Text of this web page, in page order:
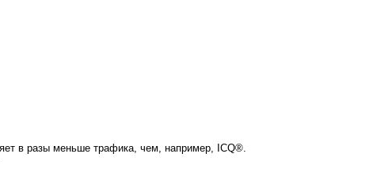
в разы меньше трафика, чем, например, ICQ®.